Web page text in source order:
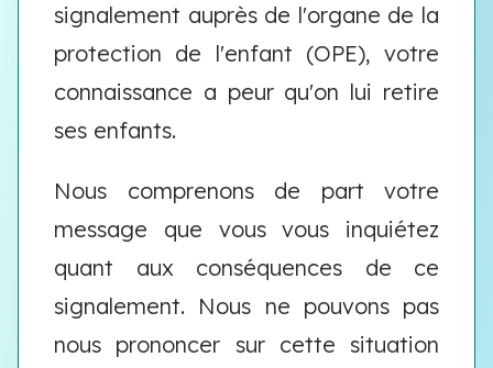
signalement auprès de l'organe de la
protection de l'enfant (OPE), votre
connaissance a peur qu'on lui retire
ses enfants.
Nous comprenons de part votre
message que vous vous inquiétez
quant aux conséquences de ce
signalement. Nous ne pouvons pas
nous prononcer sur cette situation